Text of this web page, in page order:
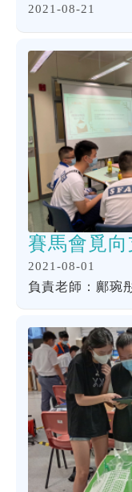
2021-08-21
賽馬會覓向
2021-08-01
負責老師：鄺琬